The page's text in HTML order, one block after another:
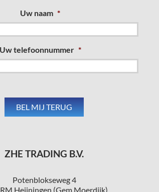
Uw naam *
Uw telefoonnummer *
ZHE TRADING B.V.
Potenblokseweg 4
Heijningen (Gem.Moerdijk)